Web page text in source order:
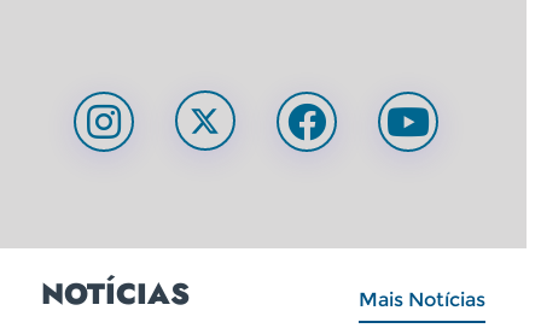
NOTÍCIAS Mais Notícias